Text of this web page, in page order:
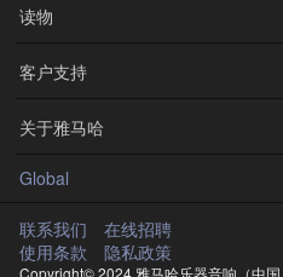
读物
客户支持
关于雅马哈
Global
联系我们
在线招聘
使用条款
隐私政策
Copyright© 2024 雅马哈乐器音响（中